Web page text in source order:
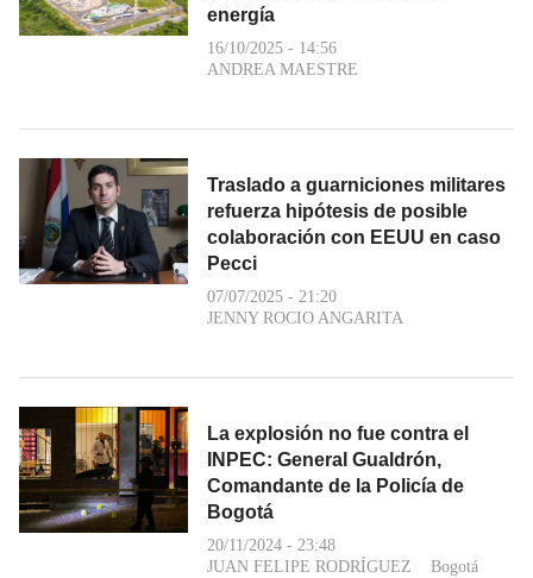
energía
16/10/2025 - 14:56
ANDREA MAESTRE
Traslado a guarniciones militares
refuerza hipótesis de posible
colaboración con EEUU en caso
Pecci
07/07/2025 - 21:20
JENNY ROCIO ANGARITA
La explosión no fue contra el
INPEC: General Gualdrón,
Comandante de la Policía de
Bogotá
20/11/2024 - 23:48
JUAN FELIPE RODRÍGUEZ
Bogotá